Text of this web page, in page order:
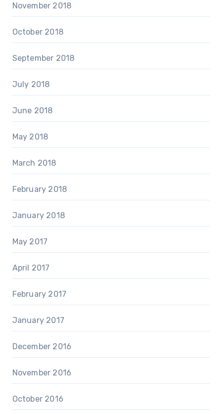
November 2018
October 2018
September 2018
July 2018
June 2018
May 2018
March 2018
February 2018
January 2018
May 2017
April 2017
February 2017
January 2017
December 2016
November 2016
October 2016